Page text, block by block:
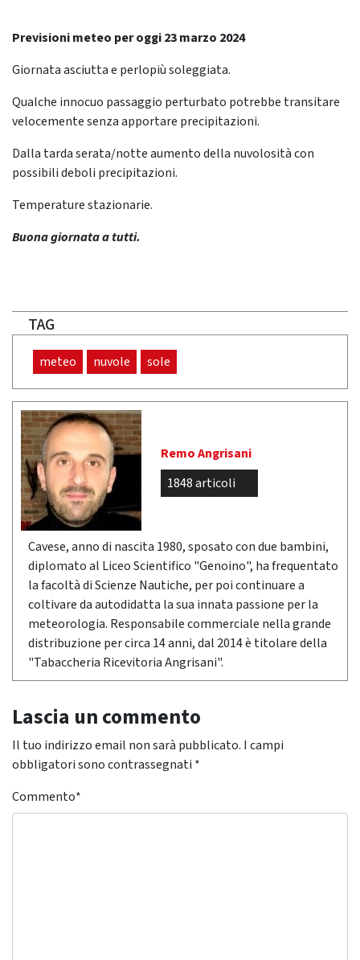
Previsioni meteo per oggi 23 marzo 2024
Giornata asciutta e perlopiù soleggiata.
Qualche innocuo passaggio perturbato potrebbe transitare
velocemente senza apportare precipitazioni.
Dalla tarda serata/notte aumento della nuvolosità con
possibili deboli precipitazioni.
Temperature stazionarie.
Buona giornata a tutti.
TAG
meteo nuvole sole
Remo Angrisani
1848 articoli
Cavese, anno di nascita 1980, sposato con due bambini,
diplomato al Liceo Scientifico "Genoino", ha frequentato
la facoltà di Scienze Nautiche, per poi continuare a
coltivare da autodidatta la sua innata passione per la
meteorologia. Responsabile commerciale nella grande
distribuzione per circa 14 anni, dal 2014 è titolare della
"Tabaccheria Ricevitoria Angrisani".
Lascia un commento
Il tuo indirizzo email non sarà pubblicato. I campi
obbligatori sono contrassegnati *
Commento*